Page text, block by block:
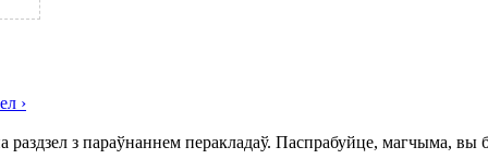
›
з параўнаннем перакладаў. Паспрабуйце, магчыма, вы